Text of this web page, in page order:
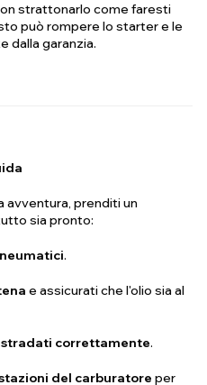
strattonarlo come faresti
può rompere lo starter e le
dalla garanzia.
avventura, prenditi un
sia pronto:
.
e assicurati che l'olio sia al
correttamente.
del carburatore per